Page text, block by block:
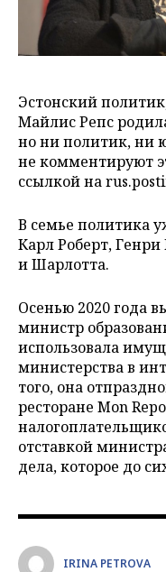
Эстонский
Майлис Репс
но ни политик, ни
не комментируют
ссылкой на
В семье политика
Карл Роберт,
и Шарлотта.
Осенью 2020 года
министр
использовала
министерства в
того, она
ресторане Mon
отставкой
дела, которое до
IRINA PETROVA